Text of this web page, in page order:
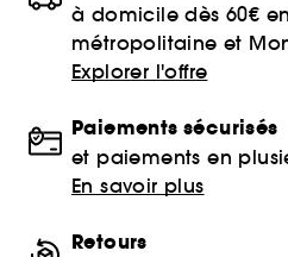
à domicile dès 60€
métropolitaine et
Explorer l'offre
Paiements sécurisés
et paiements en
En savoir plus
Retours